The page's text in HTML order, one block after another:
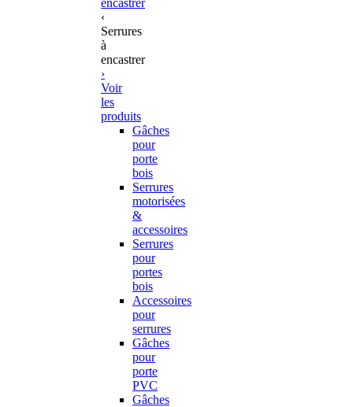
‹
Serrures
à
encastrer
›
Voir
les
produits
Gâches
pour
porte
bois
Serrures
motorisées
&
accessoires
Serrures
pour
portes
bois
Accessoires
pour
serrures
Gâches
pour
porte
PVC
Gâches